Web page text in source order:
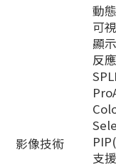
動
可
顯
反
影像技術
支